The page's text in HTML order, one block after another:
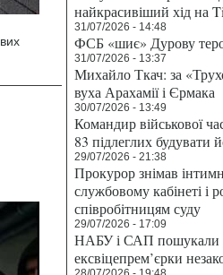
найкрасивіший хід на
31/07/2026 - 14:48
ФСБ «шиє» Дурову
31/07/2026 - 13:37
Михайло Ткач: за
вуха Арахамії і Єрмака
30/07/2026 - 13:49
Командир військової
83 підлеглих будувати
29/07/2026 - 21:38
Прокурор знімав
службовому кабінеті і
співробітницям суду
29/07/2026 - 17:09
НАБУ і САП пошукали
ексвіцепрем’єрки